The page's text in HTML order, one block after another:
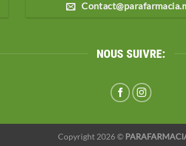
NOUS SUIVRE:
Copyright 2026 ©